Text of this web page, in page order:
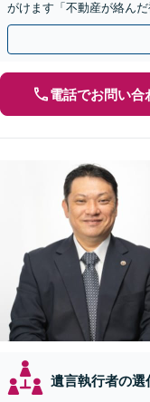
がけます「不動産が絡ん
執行／事業承継など、お
電話でお問い合
遺言執行者の選